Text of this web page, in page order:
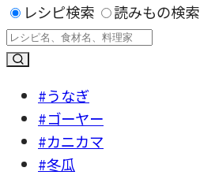
レシピ検索
読みもの検索
#うなぎ
#ゴーヤー
#カニカマ
#冬瓜